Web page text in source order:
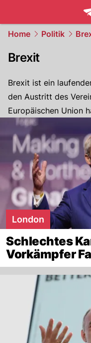
Home Politik
Brexit
Brexit ist ein
den Austritt des
Europäischen Union
London
Schlechtes
Vorkämpfer